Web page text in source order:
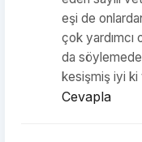
eşi de
çok yardımcı
da
kesişmiş iyi ki
Cevapla